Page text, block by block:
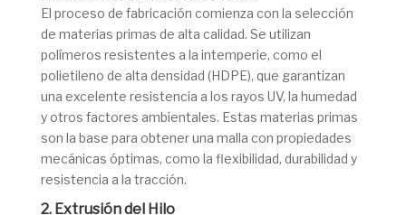
El proceso de fabricación comienza con la selección
de materias primas de alta calidad. Se utilizan
polímeros resistentes a la intemperie, como el
polietileno de alta densidad (HDPE), que garantizan
una excelente resistencia a los rayos UV, la humedad
y otros factores ambientales. Estas materias primas
son la base para obtener una malla con propiedades
mecánicas óptimas, como la flexibilidad, durabilidad y
resistencia a la tracción.
2. Extrusión del Hilo